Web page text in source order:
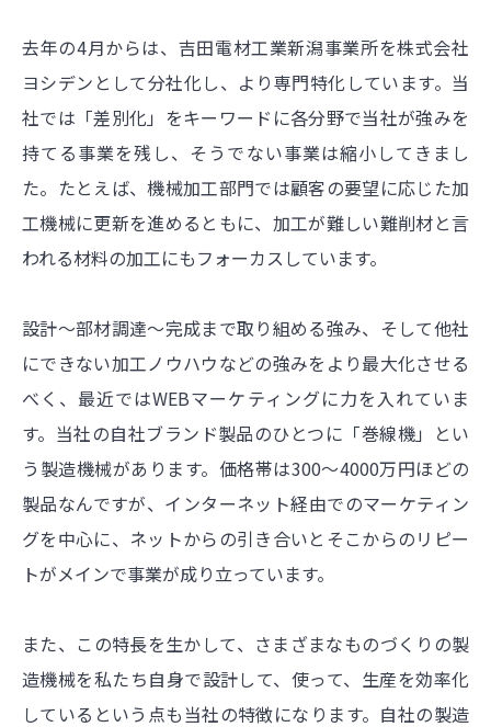
去年の4月からは、吉田電材工業新潟事業所を株式会社
ヨシデンとして分社化し、より専門特化しています。当
社では「差別化」をキーワードに各分野で当社が強みを
持てる事業を残し、そうでない事業は縮小してきまし
た。たとえば、機械加工部門では顧客の要望に応じた加
工機械に更新を進めるともに、加工が難しい難削材と言
われる材料の加工にもフォーカスしています。
設計～部材調達～完成まで取り組める強み、そして他社
にできない加工ノウハウなどの強みをより最大化させる
べく、最近ではWEBマーケティングに力を入れていま
す。当社の自社ブランド製品のひとつに「巻線機」とい
う製造機械があります。価格帯は300〜4000万円ほどの
製品なんですが、インターネット経由でのマーケティン
グを中心に、ネットからの引き合いとそこからのリピー
トがメインで事業が成り立っています。
また、この特長を生かして、さまざまなものづくりの製
造機械を私たち自身で設計して、使って、生産を効率化
しているという点も当社の特徴になります。自社の製造